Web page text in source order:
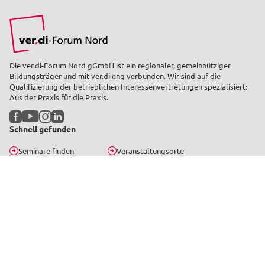
Die ver.di-Forum Nord gGmbH ist ein regionaler, gemeinnütziger
Bildungsträger und mit ver.di eng verbunden. Wir sind auf die
Qualifizierung der betrieblichen Interessenvertretungen spezialisiert:
Aus der Praxis für die Praxis.
Facebook
YouTubeInstagram
LinkedIn
Schnell gefunden
Seminare finden
Veranstaltungsorte